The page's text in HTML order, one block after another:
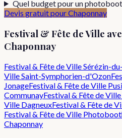
Quel budget pour un
Devis gratuit pourChaponnay
Festival & Fête de Ville
Chaponnay
Festival & Fête de VilleSérézin-
VilleSaint-Symphorien-d'Ozon
JonageFestival & Fête de Ville
CommunayFestival & Fête de Ville
Ville DagneuxFestival & Fête de
Festival & Fête de Ville
Chaponnay